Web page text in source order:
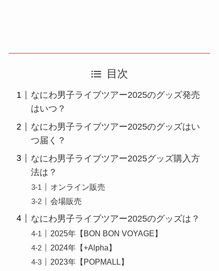
目次
なにわ男子ライブツアー2025のグッズ発売
はいつ？
なにわ男子ライブツアー2025のグッズはい
つ届く？
なにわ男子ライブツアー2025グッズ購入方
法は？
オンライン販売
会場販売
なにわ男子ライブツアー2025のグッズは？
2025年【BON BON VOYAGE】
2024年【+Alpha】
2023年【POPMALL】